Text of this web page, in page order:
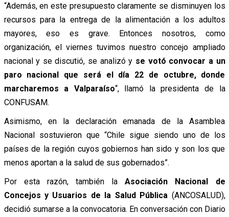
“Además, en este presupuesto claramente se disminuyen los
recursos para la entrega de la alimentación a los adultos
mayores, eso es grave. Entonces nosotros, como
organización, el viernes tuvimos nuestro concejo ampliado
nacional y se discutió, se analizó y se votó convocar a un
paro nacional que será el día 22 de octubre, donde
marcharemos a Valparaíso“, llamó la presidenta de la
CONFUSAM.
Asimismo, en la declaración emanada de la Asamblea
Nacional sostuvieron que “Chile sigue siendo uno de los
países de la región cuyos gobiernos han sido y son los que
menos aportan a la salud de sus gobernados”.
Por esta razón, también laAsociación Nacional de
Concejos y Usuarios de la Salud Pública (ANCOSALUD),
decidió sumarse a la convocatoria. En conversación con Diario